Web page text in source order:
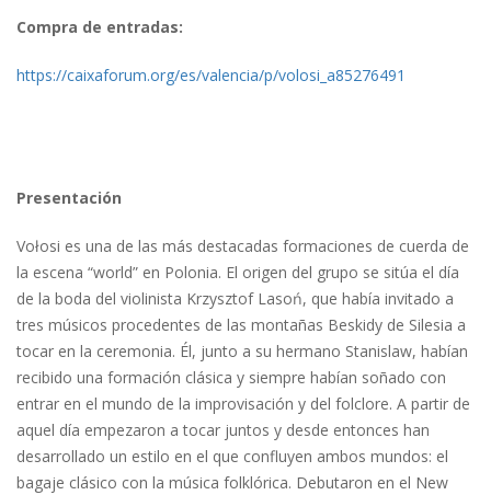
Compra de entradas:
https://caixaforum.org/es/valencia/p/volosi_a85276491
Presentación
Vołosi es una de las más destacadas formaciones de cuerda de
la escena “world” en Polonia. El origen del grupo se sitúa el día
de la boda del violinista Krzysztof Lasoń, que había invitado a
tres músicos procedentes de las montañas Beskidy de Silesia a
tocar en la ceremonia. Él, junto a su hermano Stanislaw, habían
recibido una formación clásica y siempre habían soñado con
entrar en el mundo de la improvisación y del folclore. A partir de
aquel día empezaron a tocar juntos y desde entonces han
desarrollado un estilo en el que confluyen ambos mundos: el
bagaje clásico con la música folklórica. Debutaron en el New